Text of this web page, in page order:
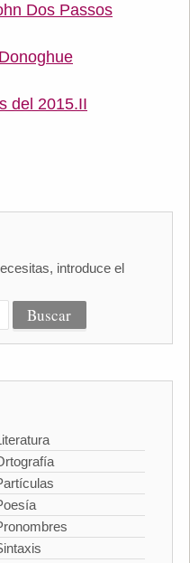
Dos Passos
del 2015.II
introduce el